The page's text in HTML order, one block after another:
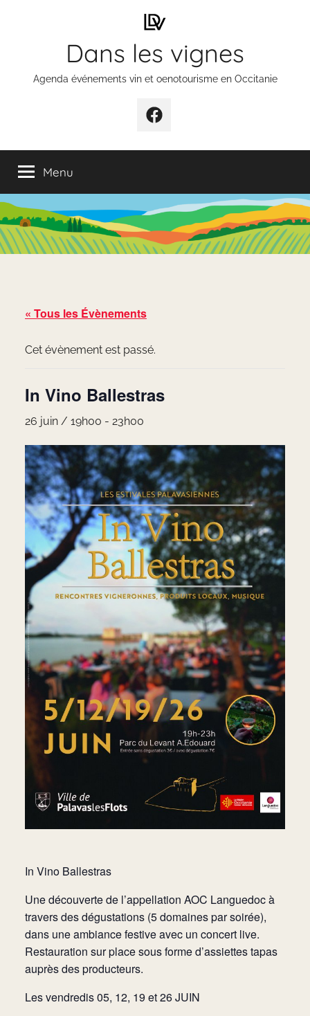
Dans les vignes
Agenda événements vin et oenotourisme en Occitanie
Élément
menu
Menu
« Tous les Évènements
Cet évènement est passé.
In Vino Ballestras
26 juin / 19h00 - 23h00
In Vino Ballestras
Une découverte de l’appellation AOC Languedoc à
travers des dégustations (5 domaines par soirée),
dans une ambiance festive avec un concert live.
Restauration sur place sous forme d’assiettes tapas
auprès des producteurs.
Les vendredis 05, 12, 19 et 26 JUIN